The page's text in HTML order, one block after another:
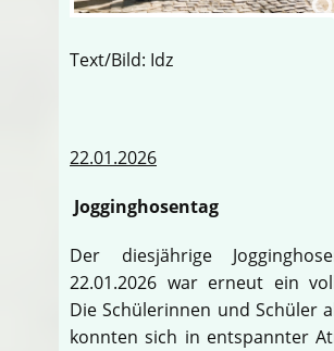
Text/Bild: Idz
22.01.2026
Jogginghosentag
Der diesjährige
22.01.2026 war erneut ein
Die Schülerinnen und Schüler
konnten sich in entspannter